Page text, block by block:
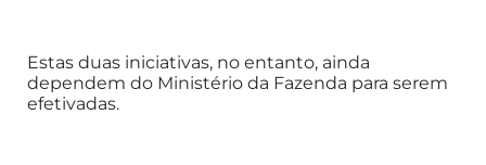
Estas duas iniciativas, no entanto, ainda
dependem do Ministério da Fazenda para serem
efetivadas.